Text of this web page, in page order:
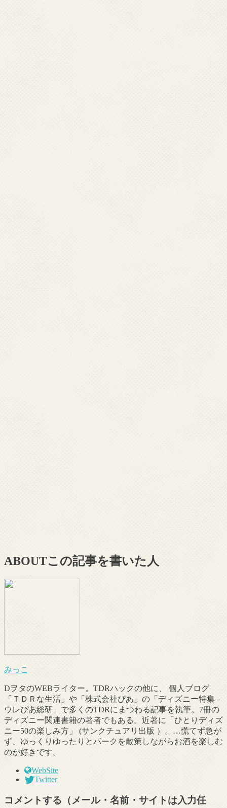
ABOUTこの記事を書いた人
みっこ
DヲタのWEBライター。TDRハックの他に、 個人ブログ
「ＴＤＲな生活」や「株式会社ぴあ」の「ディズニー特集 -
ウレぴあ総研」で多くのTDRにまつわる記事を執筆。7冊の
ディズニー関連書籍の著者でもある。近著に「ひとりディズ
ニー50の楽しみ方」 (サンクチュアリ出版 ）。…慌てず急が
ず、ゆっくりゆったりとパークを散策しながらお酒を楽しむ
のが好きです。
WebSite
Twitter
コメントする（メール・名前・サイトは入力任